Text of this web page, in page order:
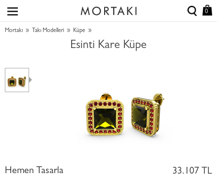
0
Mortakı » Takı Modelleri » Küpe »
Esinti Kare Küpe
Hemen Tasarla 33.107 TL